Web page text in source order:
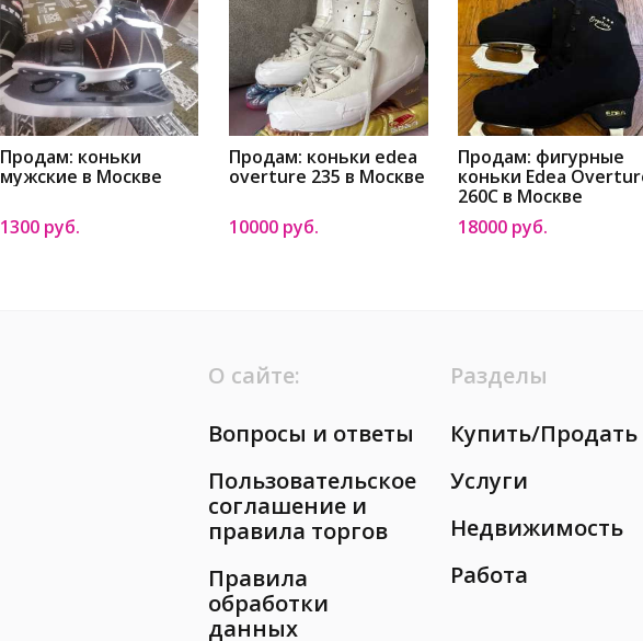
Продам: коньки
мужские в Москве
1300 руб.
Продам: коньки edea
overture 235 в Москве
10000 руб.
Продам: фигурные
коньки Edea
260C в Москве
18000 руб.
О сайте:
Вопросы и ответы
Пользовательское
соглашение и
правила торгов
Правила
обработки
данных
Разделы
Купить/Продать
Услуги
Недвижимость
Работа